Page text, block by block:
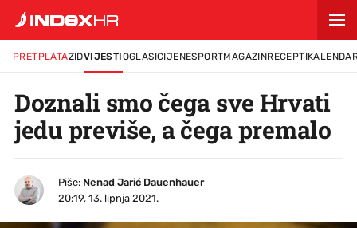
PRETPLATAZIDVIJESTIOGLASICIJENESPORTMAGAZINRECEPTI
Doznali smo čega sve Hrvati
jedu previše, a čega premalo
Piše: Nenad Jarić Dauenhauer
20:19, 13. lipnja 2021.